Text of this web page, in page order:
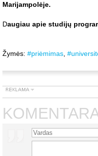
Marijampolėje.
Daugiau apie studijų
Žymės: #priėmimas,